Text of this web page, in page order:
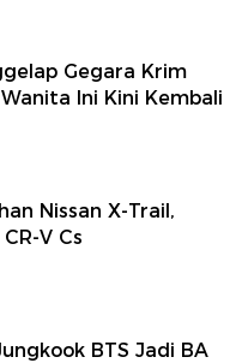
Gegara Krim
Ini Kini Kembali
Nissan X-Trail,
V Cs
BTS Jadi BA